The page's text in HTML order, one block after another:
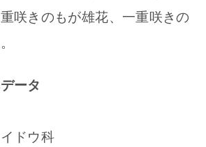
咲きのもが雄花、一重咲きの
ータ
ドウ科